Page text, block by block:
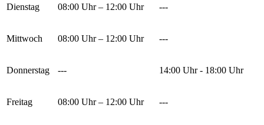
Dienstag 08:00 Uhr – 12:00 Uhr ---
Mittwoch 08:00 Uhr – 12:00 Uhr ---
Donnerstag --- 14:00 Uhr - 18:00 Uhr
Freitag 08:00 Uhr – 12:00 Uhr ---